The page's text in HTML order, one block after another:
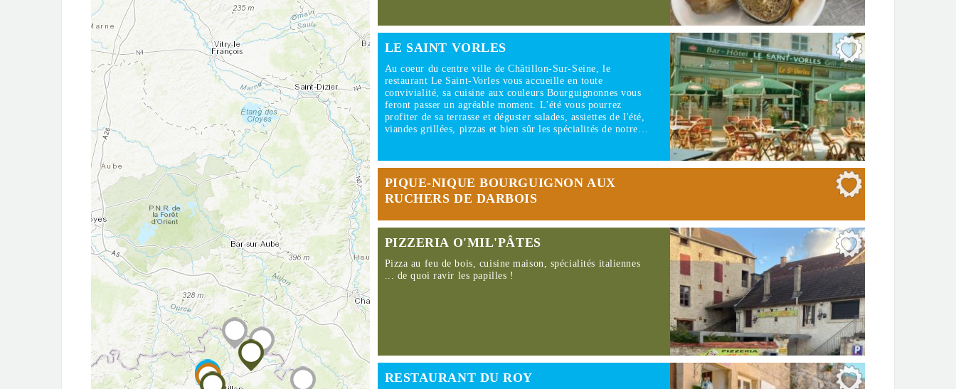
LE SAINT VORLES
Au coeur du centre ville de Châtillon-Sur-Seine, le
restaurant Le Saint-Vorles vous accueille en toute
convivialité, sa cuisine aux couleurs Bourguignonnes vous
feront passer un agréable moment. L'été vous pourrez
profiter de sa terrasse et déguster salades, assiettes de l'été,
viandes grillées, pizzas et bien sûr les spécialités de notre…
PIQUE-NIQUE BOURGUIGNON AUX
RUCHERS DE DARBOIS
PIZZERIA O'MIL'PÂTES
Pizza au feu de bois, cuisine maison, spécialités italiennes
... de quoi ravir les papilles !
RESTAURANT DU ROY